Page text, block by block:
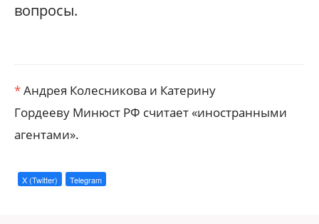
вопросы.
*Андрея Колесникова и Катерину
Гордееву Минюст РФ считает «иностранными
агентами».
X (Twitter) Telegram